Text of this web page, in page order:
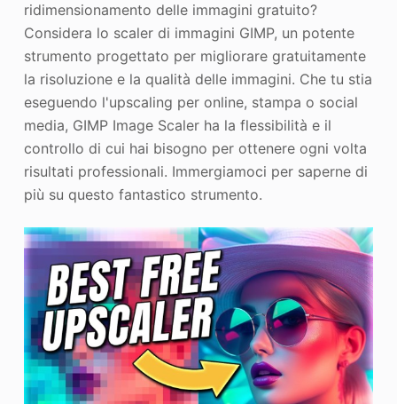
ridimensionamento delle immagini gratuito?
Considera lo scaler di immagini GIMP, un potente
strumento progettato per migliorare gratuitamente
la risoluzione e la qualità delle immagini. Che tu stia
eseguendo l'upscaling per online, stampa o social
media, GIMP Image Scaler ha la flessibilità e il
controllo di cui hai bisogno per ottenere ogni volta
risultati professionali. Immergiamoci per saperne di
più su questo fantastico strumento.